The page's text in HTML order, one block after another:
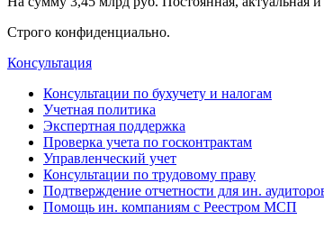
Строго конфиденциально.
Консультация
Консультации по бухучету и налогам
Учетная политика
Экспертная поддержка
Проверка учета по госконтрактам
Управленческий учет
Консультации по трудовому праву
Подтверждение отчетности для ин.
Помощь ин. компаниям с Реестром МСП